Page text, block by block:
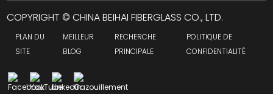
COPYRIGHT © CHINA BEIHAI FIBERGLASS CO., LTD.
PLAN DU
SITE
MEILLEUR
BLOG
RECHERCHE
PRINCIPALE
POLITIQUE DE
CONFIDENTIALITÉ